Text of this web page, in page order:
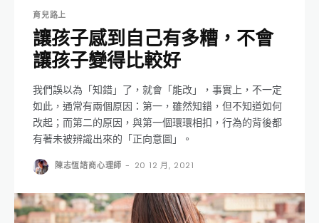
育兒路上
讓孩子感到自己有多糟，不會
讓孩子變得比較好
我們誤以為「知錯」了，就會「能改」，事實上，不一定
如此，通常有兩個原因：第一，雖然知錯，但不知道如何
改起；而第二的原因，與第一個環環相扣，行為的背後都
有著未被辨識出來的「正向意圖」。
陳志恆諮商心理師 - 20 12 月, 2021